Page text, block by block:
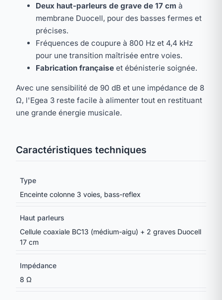
Deux haut-parleurs de grave de 17 cm à
membrane Duocell, pour des basses fermes et
précises.
Fréquences de coupure à 800 Hz et 4,4 kHz
pour une transition maîtrisée entre voies.
Fabrication française et ébénisterie soignée.
Avec une sensibilité de 90 dB et une impédance de 8
Ω, l'Egea 3 reste facile à alimenter tout en restituant
une grande énergie musicale.
Caractéristiques techniques
Type
Enceinte colonne 3 voies, bass-reflex
Haut parleurs
Cellule coaxiale BC13 (médium-aigu) + 2 graves Duocell
17 cm
Impédance
8 Ω